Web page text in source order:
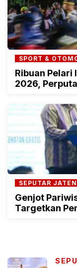
SPORT &
Ribuan Pelari
2026,
SEPUTAR
Genjot
Targetkan